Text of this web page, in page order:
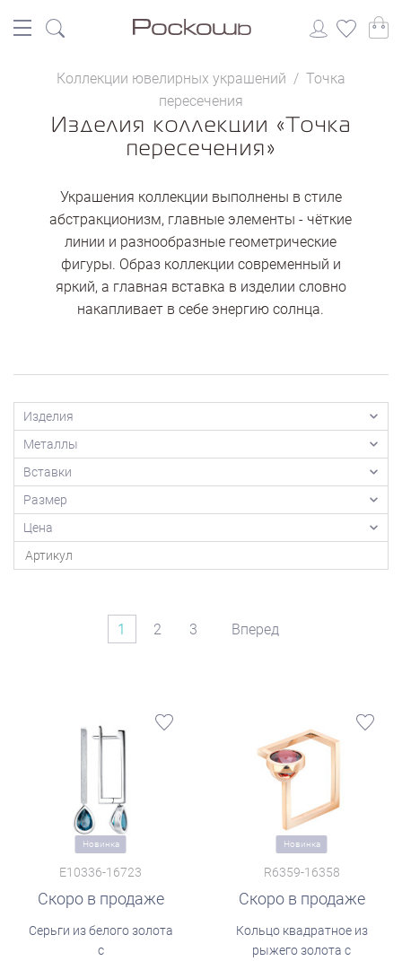
Коллекции ювелирных украшений / Точка
пересечения
Изделия коллекции «Точка
пересечения»
Украшения коллекции выполнены в стиле
абстракционизм, главные элементы - чёткие
линии и разнообразные геометрические
фигуры. Образ коллекции современный и
яркий, а главная вставка в изделии словно
накапливает в себе энергию солнца.
Изделия
Металлы
Вставки
Размер
Цена
1 2 3 Вперед
Новинка
E10336-16723
Скоро в продаже
Серьги из белого золота
с
Новинка
R6359-16358
Скоро в продаже
Кольцо квадратное из
рыжего золота с